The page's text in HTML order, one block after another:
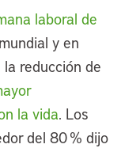
laboral de
y en
reducción de
la vida. Los
del 80 % dijo